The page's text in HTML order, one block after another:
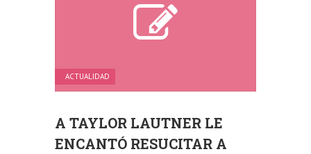
ACTUALIDAD
A TAYLOR LAUTNER LE
ENCANTÓ RESUCITAR A